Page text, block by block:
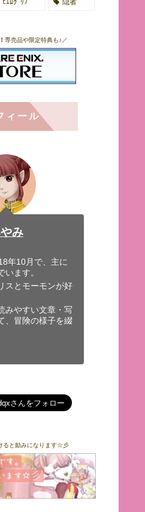
ﾋｴﾛｸﾞﾘﾌ 隠者
専売品や限定特典も♪／
ィール
み
年10月で、主に
います。
スとモーモンが好
みやすい文章・写
、冒険の様子を綴
ると励みになります☆彡